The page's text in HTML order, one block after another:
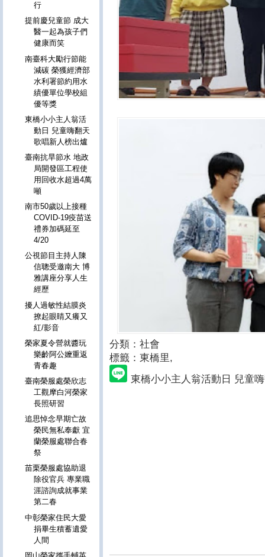
分類：社會
標籤：東橋里,
東橋小小主人翁活動日 兒童
行
提前慶兒童節 成大
醫一起為孩子們
健康而笑
南臺科大勵行節能
減碳 榮獲經濟部
水利署節約用水
績優單位學校組
優等獎
東橋小小主人翁活
動日 兒童嗨翻天
歌唱新人榜出爐
臺南抗旱節水 地政
局開發區工程使
用回收水超過4萬
噸
南市50歲以上接種
COVID-19疫苗送
禮券加碼延至
4/20
公視節目主持人陳
信聰受邀南大 博
雅講座分享人生
經歷
擾人過敏性結膜炎
撩起眼睛又癢又
紅/影音
榮家夏令營就醬玩
樂齡阿公嬤重返
青春趣
臺南榮服處榮欣志
工觀摩白河榮家
長照研習
追思悼念早期亡故
榮民無私奉獻 宜
蘭榮服處聯合春
祭
苗栗榮服處協助退
除役官兵 專業職
涯諮詢成就事業
第二春
中彰榮家住民大愛
捐畢生積蓄遺愛
人間